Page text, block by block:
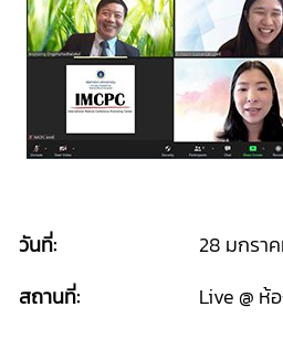
วันที่:
28 มกรา
สถานที่:
Live @